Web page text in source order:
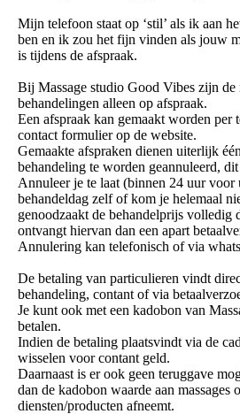
Mijn telefoon staat op ‘stil’ als ik aan
ben en ik zou het fijn vinden als jouw
is tijdens de afspraak.
Bij Massage studio Good Vibes zijn de
behandelingen alleen op afspraak.
Een afspraak kan gemaakt worden per
contact formulier op de website.
Gemaakte afspraken dienen uiterlijk
behandeling te worden geannuleerd,
Annuleer je te laat (binnen 24 uur voor
behandeldag zelf of kom je helemaal
genoodzaakt de behandelprijs volledig
ontvangt hiervan dan een apart
Annulering kan telefonisch of via
De betaling van particulieren vindt
behandeling, contant of via
Je kunt ook met een kadobon van
betalen.
Indien de betaling plaatsvindt via de
wisselen voor contant geld.
Daarnaast is er ook geen teruggave
dan de kadobon waarde aan massages
diensten/producten afneemt.